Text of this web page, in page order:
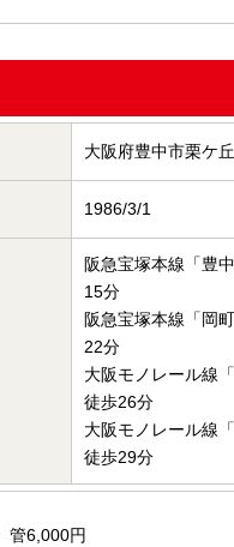
大阪府豊中市栗ケ
1986/3/1
阪急宝塚本線「豊
15分
阪急宝塚本線「岡
22分
大阪モノレール線
徒歩26分
大阪モノレール線
徒歩29分
管6,000円